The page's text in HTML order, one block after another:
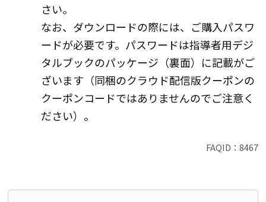
さい。
なお、ダウンロードの際には、ご購入パスワ
ードが必要です。パスワードは指導者用デジ
タルブックのパッケージ（裏面）に記載がご
ざいます（同梱のクラウド配信版クーポンの
クーポンコードではありませんのでご注意く
ださい）。
FAQID： 8467